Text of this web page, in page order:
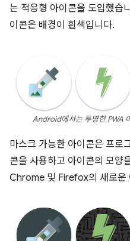
는 적응형 아이콘을 도입했습
이콘은 배경이 흰색입니다.
Android에서는 투명한 PWA
마스크 가능한 아이콘은 프로
콘을 사용하고 아이콘의 모양
Chrome 및 Firefox의 새로운